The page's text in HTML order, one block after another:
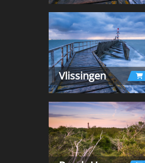
Vlissingen